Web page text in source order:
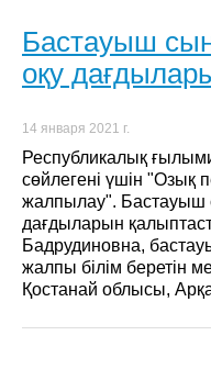
Бастауыш
оқу
14 января 2021 г.
Республикалық
сөйлегені үшін "Озық
жалпылау".
дағдыларын
Бадрудиновна,
жалпы білім беретін
Қостанай облысы,